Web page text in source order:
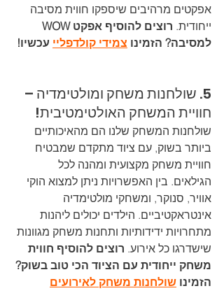
אפקטים מרהיבים שיספקו חווית מסיבה
ייחודית.
למסיבה? הזמינו צמידי קולדפליי עכשיו!
5. שולחנות משחק ומולטימדיה –
חוויית המשחק האולטימטיבית!
שולחנות המשחק שלנו הם מהאיכותיים
ביותר בשוק, עם ציוד מתקדם שמבטיח
חוויית משחק מקצועית ומהנה לכל
הגילאים. בין האפשרויות ניתן למצוא הוקי
אוויר, סנוקר, ומשחקי מולטימדיה
אינטראקטיביים. הילדים יכולים ליהנות
מתחרויות ידידותיות ותחנות משחק מגוונות
שישדרגו כל אירוע. רוצים להוסיף חווית
משחק ייחודית עם הציוד הכי טוב בשוק?
הזמינו שולחנות משחק לאירועים